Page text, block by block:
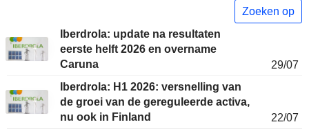
Zoeken op
Iberdrola: update na resultaten
eerste helft 2026 en overname
Caruna
29/07
Iberdrola: H1 2026: versnelling van
de groei van de gereguleerde activa,
nu ook in Finland
22/07